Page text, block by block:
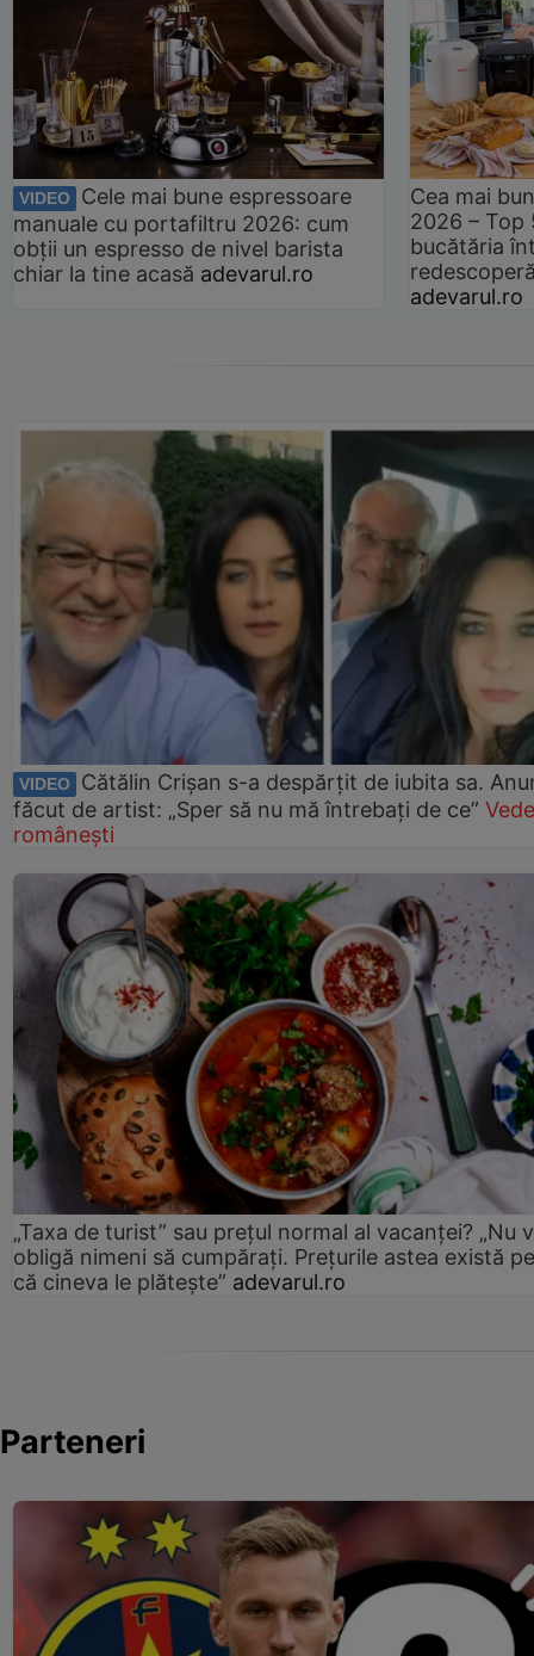
VIDEO
Cele mai bune espressoare
manuale cu portafiltru 2026: cum
obții un espresso de nivel barista
chiar la tine acasă adevarul.ro
Cea mai
2026 –
bucătăria
adevarul.ro
VIDEO
Cătălin Crișan s-a despărțit de iubita sa.
făcut de artist: „Sper să nu mă întrebați de ce”
românești
„Taxa de turist” sau prețul normal al vacanței? „Nu
obligă nimeni să cumpărați. Prețurile astea există
că cineva le plătește” adevarul.ro
Parteneri